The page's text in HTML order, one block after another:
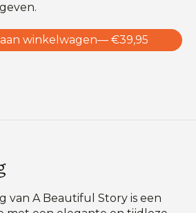
winkelwagen
— €39,95
van A Beautiful Story is een